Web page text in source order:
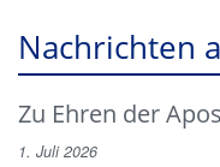
Nachrichten
Zu Ehren der
1. Juli 2026